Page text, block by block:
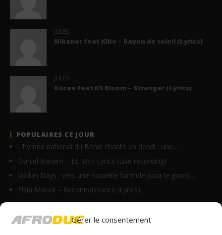
Gérer le consentement
JULES
Nikanor feat Kiko – Rayon de soleil (Lyrics)
JULES
Kocee feat KS Bloom – Stranger (Lyrics)
POPULAIRES CE JOUR
L’hymne national du Bénin chanté en dendi : une…
Daniel Banam – EL YAH Lyrics (Live recording)
Vodun Days : vers une nouvelle formule pour le grand…
Elsia Mwadi – Reconnaissance (Lyrics)
Homix – On y va (Lyrics)
Innoss’B – Avertissement (Clip Officiel)